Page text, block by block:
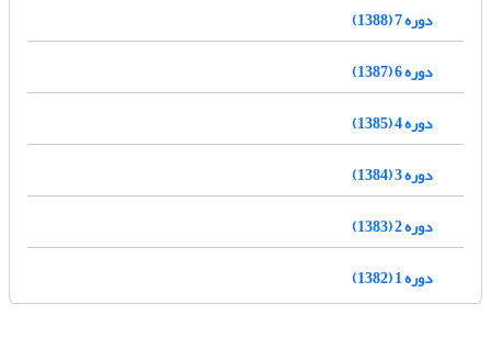
دوره 7 (1388)
دوره 6 (1387)
دوره 4 (1385)
دوره 3 (1384)
دوره 2 (1383)
دوره 1 (1382)